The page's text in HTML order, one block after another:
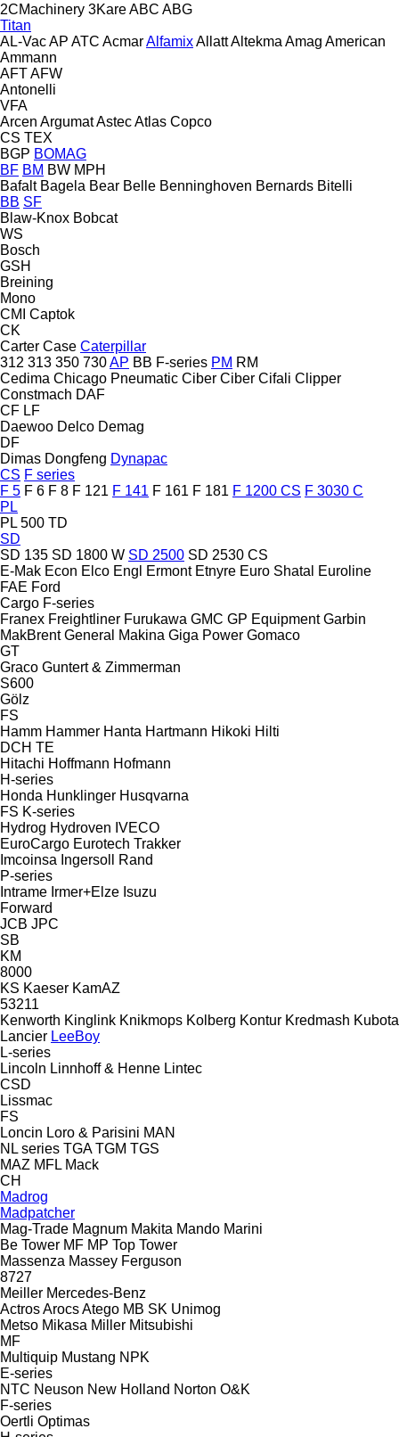
2CMachinery 3KareABC ABG
Titan
AL-VacAP ATC AcmarAlfamixAllattAltekma Amag American
Ammann
AFTAFW
Antonelli
VFA
Arcen ArgumatAstecAtlas Copco
CS TEX
BGP BOMAG
BF BM BW MPH
Bafalt Bagela Bear Belle Benninghoven Bernards Bitelli
BB SF
Blaw-Knox Bobcat
WS
Bosch
GSH
Breining
Mono
CMI Captok
CK
Carter Case Caterpillar
312 313 350 730AP BB F-series PM RM
Cedima Chicago Pneumatic Ciber Ciber Cifali Clipper
Constmach DAF
CF LF
Daewoo Delco Demag
DF
Dimas Dongfeng Dynapac
CS F series
F 5 F 6 F 8 F 121 F 141 F 161 F 181 F 1200 CS F 3030 C
PL
PL 500 TD
SD
SD 135 SD 1800 W SD 2500 SD 2530 CS
E-Mak Econ Elco Engl Ermont Etnyre Euro Shatal
Euroline
FAE Ford
Cargo F-series
Franex Freightliner Furukawa GMC GP Equipment Garbin
MakBrent General Makina Giga Power Gomaco
GT
Graco Guntert & Zimmerman
S600
Gölz
FS
Hamm Hammer Hanta Hartmann Hikoki Hilti
DCH TE
Hitachi Hoffmann Hofmann
H-series
Honda Hunklinger Husqvarna
FS K-series
Hydrog Hydroven IVECO
EuroCargo Eurotech Trakker
Imcoinsa Ingersoll Rand
P-series
Intrame Irmer+Elze Isuzu
Forward
JCB JPC
SB
KM
8000
KS Kaeser KamAZ
53211
Kenworth Kinglink Knikmops Kolberg Kontur Kredmash Kubota
Lancier LeeBoy
L-series
Lincoln Linnhoff & Henne Lintec
CSD
Lissmac
FS
Loncin Loro & Parisini MAN
NL series TGA TGM TGS
MAZ MFL Mack
CH
Madrog
Madpatcher
Mag-Trade Magnum Makita Mando Marini
Be Tower MF MP Top Tower
Massenza Massey Ferguson
8727
Meiller Mercedes-Benz
ActrosArocsAtego MB SK Unimog
Metso Mikasa Miller Mitsubishi
MF
Multiquip Mustang NPK
E-series
NTC Neuson New Holland Norton O&K
F-series
Oertli Optimas